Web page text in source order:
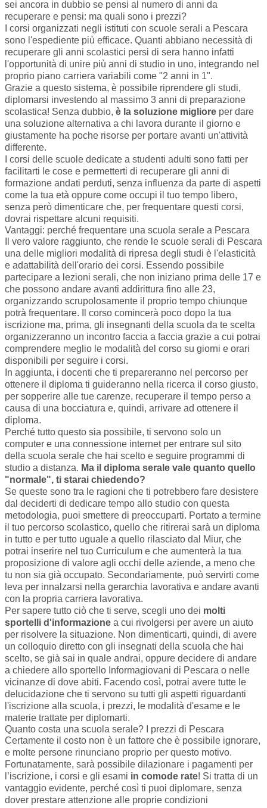
sei ancora in dubbio se pensi al numero di anni da
recuperare e pensi: ma quali sono i prezzi?
I corsi organizzati negli istituti con scuole serali a Pescara
sono l'espediente più efficace. Quanti abbiano necessità di
recuperare gli anni scolastici persi di sera hanno infatti
l'opportunità di unire più anni di studio in uno, integrando nel
proprio piano carriera variabili come "2 anni in 1".
Grazie a questo sistema, è possibile riprendere gli studi,
diplomarsi investendo al massimo 3 anni di preparazione
scolastica! Senza dubbio, è la soluzione migliore per dare
una soluzione alternativa a chi lavora durante il giorno e
giustamente ha poche risorse per portare avanti un'attività
differente.
I corsi delle scuole dedicate a studenti adulti sono fatti per
facilitarti le cose e permetterti di recuperare gli anni di
formazione andati perduti, senza influenza da parte di aspetti
come la tua età oppure come occupi il tuo tempo libero,
senza però dimenticare che, per frequentare questi corsi,
dovrai rispettare alcuni requisiti.
Vantaggi: perché frequentare una scuola serale a Pescara
Il vero valore raggiunto, che rende le scuole serali di Pescara
una delle migliori modalità di ripresa degli studi è l'elasticità
e adattabilità dell'orario dei corsi. Essendo possibile
partecipare a lezioni serali, che non iniziano prima delle 17 e
che possono andare avanti addirittura fino alle 23,
organizzando scrupolosamente il proprio tempo chiunque
potrà frequentare. Il corso comincerà poco dopo la tua
iscrizione ma, prima, gli insegnanti della scuola da te scelta
organizzeranno un incontro faccia a faccia grazie a cui potrai
comprendere meglio le modalità del corso su giorni e orari
disponibili per seguire i corsi.
In aggiunta, i docenti che ti prepareranno nel percorso per
ottenere il diploma ti guideranno nella ricerca il corso giusto,
per sopperire alle tue carenze, recuperare il tempo perso a
causa di una bocciatura e, quindi, arrivare ad ottenere il
diploma.
Perché tutto questo sia possibile, ti servono solo un
computer e una connessione internet per entrare sul sito
della scuola serale che hai scelto e seguire programmi di
studio a distanza. Ma il diploma serale vale quanto quello
"normale", ti starai chiedendo?
Se queste sono tra le ragioni che ti potrebbero fare desistere
dal deciderti di dedicare tempo allo studio con questa
metodologia, puoi smettere di preoccuparti. Portato a termine
il tuo percorso scolastico, quello che ritirerai sarà un diploma
in tutto e per tutto uguale a quello rilasciato dal
Miur, che
potrai inserire nel tuo Curriculum e che aumenterà la tua
proposizione di valore agli occhi delle aziende, a meno che
tu non sia già occupato. Secondariamente, può servirti come
leva per innalzarsi nella gerarchia lavorativa e andare avanti
con la propria carriera lavorativa.
Per sapere tutto ciò che ti serve, scegli uno dei molti
sportelli d'informazione a cui rivolgersi per avere un aiuto
per risolvere la situazione. Non dimenticarti, quindi, di avere
un colloquio diretto con gli insegnati della scuola che hai
scelto, se già sai in quale andrai, oppure decidere di andare
a chiedere allo sportello Informagiovani di Pescara o nelle
vicinanze di dove abiti. Facendo così, potrai avere tutte le
delucidazione che ti servono su tutti gli aspetti riguardanti
l'iscrizione alla scuola, i prezzi, le modalità d'esame e le
materie trattate per diplomarti.
Quanto costa una scuola serale? I prezzi di Pescara
Certamente il costo non è un fattore che è possibile ignorare,
e molte persone rinunciano proprio per questo motivo.
Fortunatamente, sarà possibile dilazionare i pagamenti per
l’iscrizione, i corsi e gli esami in comode rate! Si tratta di un
vantaggio evidente, perché così ti puoi diplomare, senza
dover prestare attenzione alle proprie condizioni